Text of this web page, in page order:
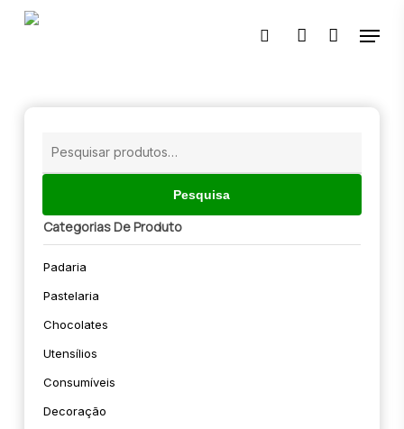
Skip
🔍
pesquisaraccount
Menu
Pesquisa
Categorias De Produto
Padaria
Pastelaria
Chocolates
Utensílios
Consumíveis
Decoração